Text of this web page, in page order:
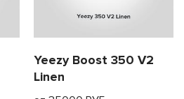
Yeezy Boost 350 V2
Linen